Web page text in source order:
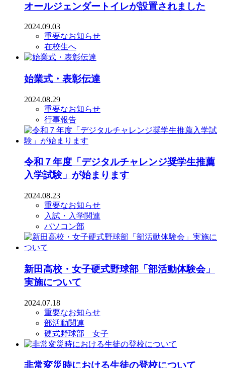
オールジェンダートイレが設置されました
2024.09.03
重要なお知らせ
在校生へ
始業式・表彰伝達
2024.08.29
重要なお知らせ
行事報告
令和７年度「デジタルチャレンジ奨学生推薦
入学試験」が始まります
2024.08.23
重要なお知らせ
入試・入学関連
パソコン部
新田高校・女子硬式野球部「部活動体験会」
実施について
2024.07.18
重要なお知らせ
部活動関連
硬式野球部 女子
非常変災時における生徒の登校について